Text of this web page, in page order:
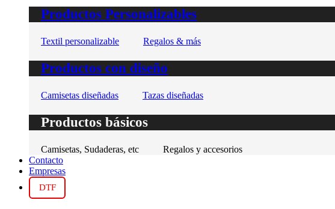
Productos Personalizables
Textil personalizable Regalos & más
Productos con diseño
Camisetas diseñadas Tazas diseñadas
Productos básicos
Camisetas, Sudaderas, etc
Regalos y accesorios
Contacto
Empresas
DTF